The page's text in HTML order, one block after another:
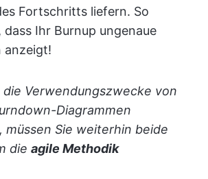
Fortschritts liefern. So
dass Ihr Burnup ungenaue
anzeigt!
die Verwendungszwecke von
Diagrammen
müssen Sie weiterhin beide
die agile Methodik